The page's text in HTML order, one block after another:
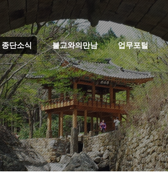
종단소식 불교와의만남 업무포털